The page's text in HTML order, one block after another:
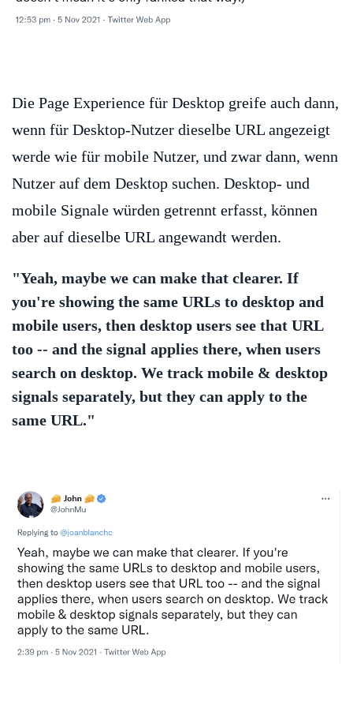
Die Page Experience für Desktop greife auch dann,
wenn für Desktop-Nutzer dieselbe URL angezeigt
werde wie für mobile Nutzer, und zwar dann, wenn
Nutzer auf dem Desktop suchen. Desktop- und
mobile Signale würden getrennt erfasst, können
aber auf dieselbe URL angewandt werden.
"Yeah, maybe we can make that clearer. If
you're showing the same URLs to desktop and
mobile users, then desktop users see that URL
too -- and the signal applies there, when users
search on desktop. We track mobile & desktop
signals separately, but they can apply to the
same URL."